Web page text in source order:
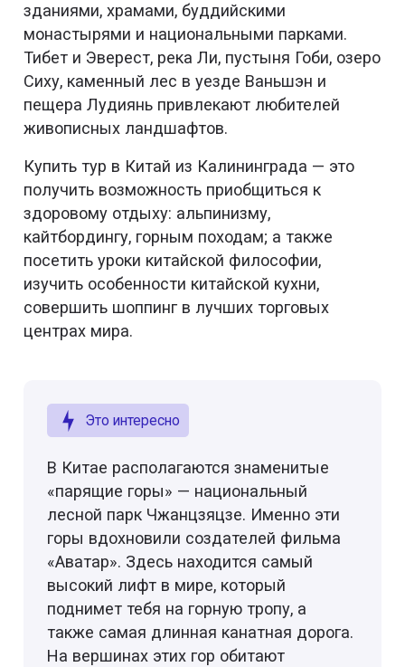
зданиями, храмами, буддийскими
монастырями и национальными парками.
Тибет и Эверест, река Ли, пустыня Гоби, озеро
Сиху, каменный лес в уезде Ваньшэн и
пещера Лудиянь привлекают любителей
живописных ландшафтов.
Купить тур в Китай из Калининграда — это
получить возможность приобщиться к
здоровому отдыху: альпинизму,
кайтбордингу, горным походам; а также
посетить уроки китайской философии,
изучить особенности китайской кухни,
совершить шоппинг в лучших торговых
центрах мира.
Это интересно
В Китае располагаются знаменитые
«парящие горы» — национальный
лесной парк Чжанцзяцзе. Именно эти
горы вдохновили создателей фильма
«Аватар». Здесь находится самый
высокий лифт в мире, который
поднимет тебя на горную тропу, а
также самая длинная канатная дорога.
На вершинах этих гор обитают